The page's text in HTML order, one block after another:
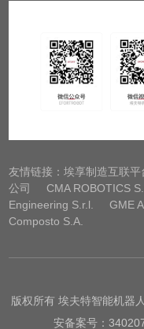
友情链接：埃享制造互联平
公司
CMA ROBOTICS
Engineering S.r.l.
GME
Composto S.A.
版权所有 埃夫特智能机器
安备案号：